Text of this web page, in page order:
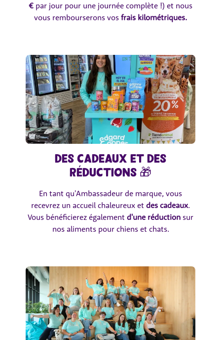
€ par jour pour une journée complète !) et nous
vous rembourserons vos frais kilométriques.
Des cadeaux et des
réductions 🎁
En tant qu'Ambassadeur de marque, vous
recevrez un accueil chaleureux et des cadeaux.
Vous bénéficierez également d'une réduction sur
nos aliments pour chiens et chats.